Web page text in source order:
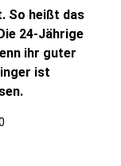
So heißt das
24-Jährige
ihr guter
ist